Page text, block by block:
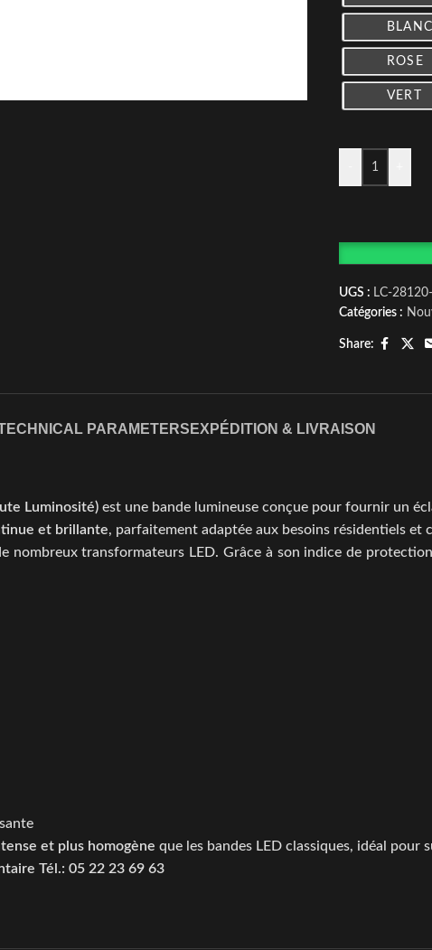
ROSE
VERT
UGS : LC-
Catégories :
Share:
PARAMETERS EXPÉDITION & LIVRAISON
Luminosité) est une bande lumineuse conçue pour fournir un
et brillante, parfaitement adaptée aux besoins résidentiels et
nombreux transformateurs LED. Grâce à son indice de protection
et plus homogène que les bandes LED classiques, idéal pour
Tél.: 05 22 23 69 63